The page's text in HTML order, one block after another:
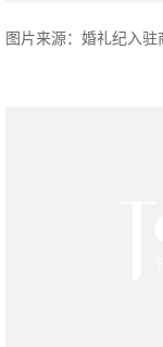
图片来源：婚礼纪入